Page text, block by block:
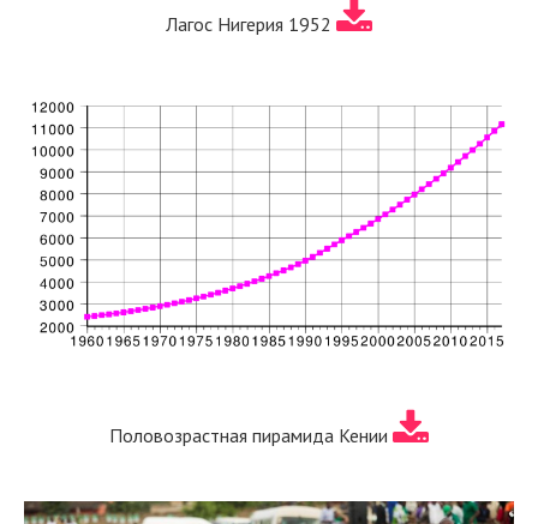
Лагос Нигерия 1952
Половозрастная пирамида Кении